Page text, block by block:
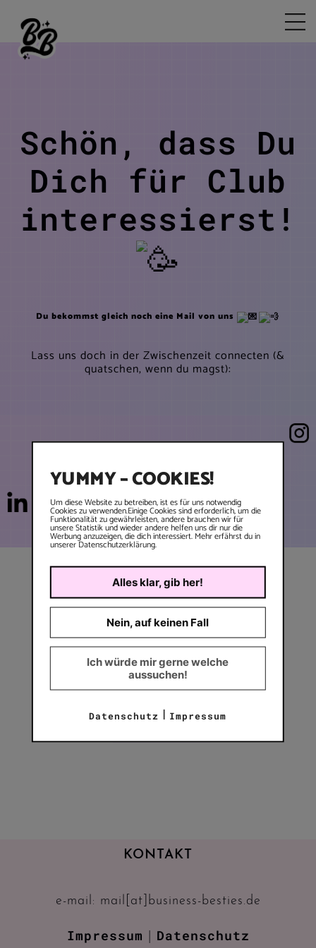
Schön, dass Du
Dich für Club
interessierst!
Du bekommst gleich noch eine Mail von uns
Lass uns doch in der Zwischenzeit connecten (&
quatschen, wenn du magst):
connect.
create.
celebrate.
ZUM CLUB
KONTAKT
e-mail: mail[at]business-besties.de
Impressum Datenschutz
YUMMY – COOKIES!
Um diese Website zu betreiben, ist es für uns notwendig
Cookies zu verwenden.Einige Cookies sind erforderlich, um die
Funktionalität zu gewährleisten, andere brauchen wir für
unsere Statistik und wieder andere helfen uns dir nur die
Werbung anzuzeigen, die dich interessiert. Mehr erfährst du in
unserer Datenschutzerklärung.
Alles klar, gib her!
Nein, auf keinen Fall
Ich würde mir gerne welche
aussuchen!
Datenschutz | Impressum